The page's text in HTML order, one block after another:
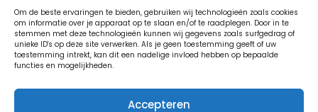
Om de beste ervaringen te bieden, gebruiken wij technologieën zoals cookies
om informatie over je apparaat op te slaan en/of te raadplegen. Door in te
stemmen met deze technologieën kunnen wij gegevens zoals surfgedrag of
unieke ID's op deze site verwerken. Als je geen toestemming geeft of uw
toestemming intrekt, kan dit een nadelige invloed hebben op bepaalde
functies en mogelijkheden.
Accepteren
Links:
Fotogeschenken.nl
Watervilla.nl